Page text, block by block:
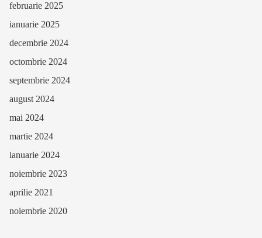
februarie 2025
ianuarie 2025
decembrie 2024
octombrie 2024
septembrie 2024
august 2024
mai 2024
martie 2024
ianuarie 2024
noiembrie 2023
aprilie 2021
noiembrie 2020